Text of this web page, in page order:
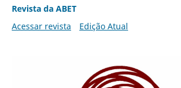
Revista da ABET
Acessar revista
Edição Atual